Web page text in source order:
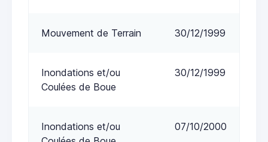
Mouvement de Terrain 30/12/1999
Inondations et/ou
Coulées de Boue
30/12/1999
Inondations et/ou
07/10/2000